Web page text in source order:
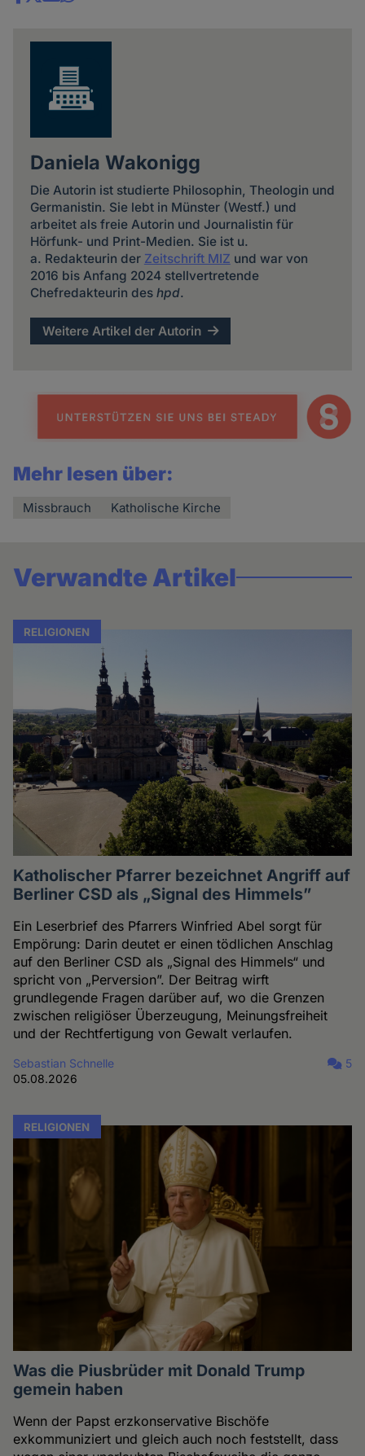
Share
Daniela Wakonigg
Die Autorin ist studierte Philosophin, Theologin und
Germanistin. Sie lebt in Münster (Westf.) und
arbeitet als freie Autorin und Journalistin für
Hörfunk- und Print-Medien. Sie ist u.
a. Redakteurin der Zeitschrift MIZ und war von
2016 bis Anfang 2024 stellvertretende
Chefredakteurin des hpd.
Weitere Artikel der Autorin
Mehr lesen über:
Missbrauch Katholische Kirche
Verwandte Artikel
RELIGIONEN
Katholischer Pfarrer bezeichnet Angriff auf
Berliner CSD als „Signal des Himmels”
Ein Leserbrief des Pfarrers Winfried Abel sorgt für
Empörung: Darin deutet er einen tödlichen Anschlag
auf den Berliner CSD als „Signal des Himmels“ und
spricht von „Perversion”. Der Beitrag wirft
grundlegende Fragen darüber auf, wo die Grenzen
zwischen religiöser Überzeugung, Meinungsfreiheit
und der Rechtfertigung von Gewalt verlaufen.
Sebastian Schnelle
05.08.2026
5
RELIGIONEN
Was die Piusbrüder mit Donald Trump
gemein haben
Wenn der Papst erzkonservative Bischöfe
exkommuniziert und gleich auch noch feststellt, dass